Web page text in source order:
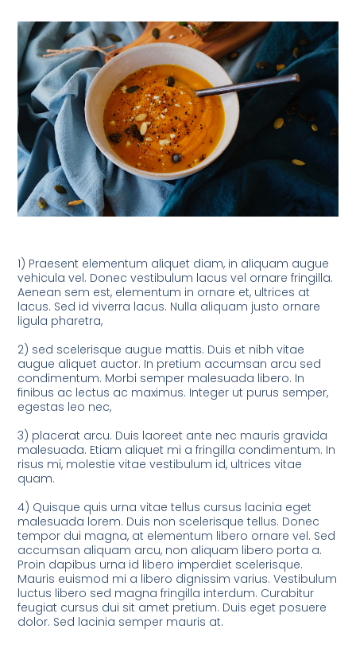
1) Praesent elementum aliquet diam, in aliquam augue
vehicula vel. Donec vestibulum lacus vel ornare fringilla.
Aenean sem est, elementum in ornare et, ultrices at
lacus. Sed id viverra lacus. Nulla aliquam justo ornare
ligula pharetra,
2) sed scelerisque augue mattis. Duis et nibh vitae
augue aliquet auctor. In pretium accumsan arcu sed
condimentum. Morbi semper malesuada libero. In
finibus ac lectus ac maximus. Integer ut purus semper,
egestas leo nec,
3) placerat arcu. Duis laoreet ante nec mauris gravida
malesuada. Etiam aliquet mi a fringilla condimentum. In
risus mi, molestie vitae vestibulum id, ultrices vitae
quam.
4) Quisque quis urna vitae tellus cursus lacinia eget
malesuada lorem. Duis non scelerisque tellus. Donec
tempor dui magna, at elementum libero ornare vel. Sed
accumsan aliquam arcu, non aliquam libero porta a.
Proin dapibus urna id libero imperdiet scelerisque.
Mauris euismod mi a libero dignissim varius. Vestibulum
luctus libero sed magna fringilla interdum. Curabitur
feugiat cursus dui sit amet pretium. Duis eget posuere
dolor. Sed lacinia semper mauris at.